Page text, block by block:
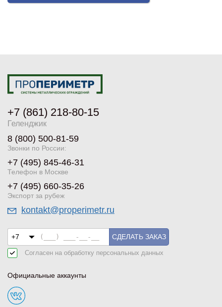
+7 (861) 218-80-15
Геленджик
8 (800) 500-81-59
Звонки по России:
+7 (495) 845-46-31
Телефон в Москве
+7 (495) 660-35-26
Экспорт за рубеж
kontakt@properimetr.ru
СДЕЛАТЬ ЗАКАЗ
Согласен на обработку персональных данных
Официальные аккаунты